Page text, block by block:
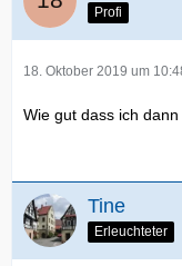
Profi
18. Oktober 2019 um
Wie gut dass ich
Tine
Erleuchteter